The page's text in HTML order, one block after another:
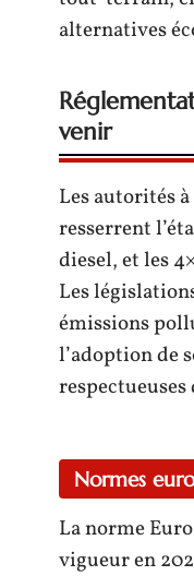
alternatives
venir
Les autorités
resserrent
diesel, et les
Les
émissions
l’adoption de
Normes
La norme
vigueur en